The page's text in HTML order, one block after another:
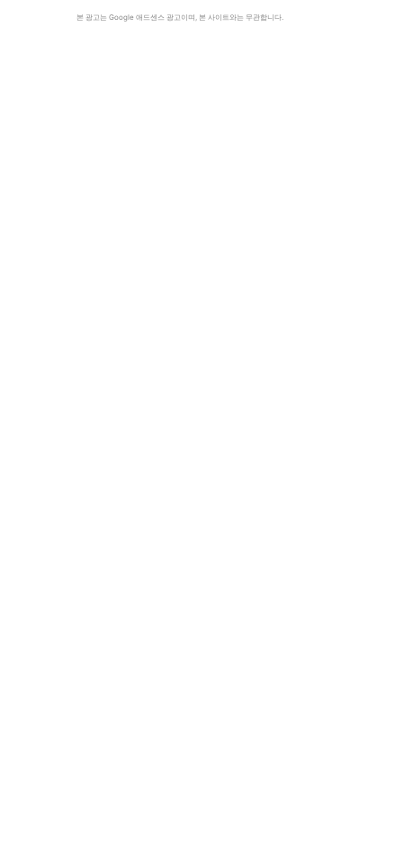
본 광고는 Google 애드센스 광고이며, 본 사이트와는 무관합니다.